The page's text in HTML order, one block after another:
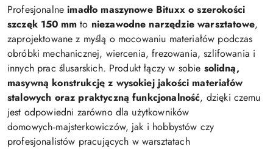
Profesjonalneimadło maszynowe Bituxx o szerokości
szczęk 150 mm to niezawodne narzędzie warsztatowe,
zaprojektowane z myślą o mocowaniu materiałów podczas
obróbki mechanicznej, wiercenia, frezowania, szlifowania i
innych prac ślusarskich. Produkt łączy w sobie solidną,
masywną konstrukcję z wysokiej jakości materiałów
stalowych oraz praktyczną funkcjonalność, dzięki czemu
jest odpowiedni zarówno dla użytkowników
domowych‑majsterkowiczów, jak i hobbystów czy
profesjonalistów pracujących w warsztatach